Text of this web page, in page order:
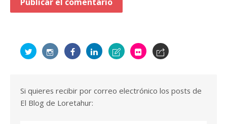
Si quieres recibir por correo electrónico los posts de
El Blog de Loretahur: